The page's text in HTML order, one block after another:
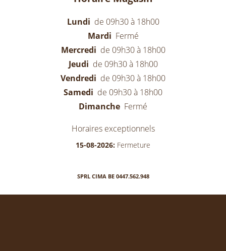
Lundi de 09h30 à 18h00
Mardi Fermé
Mercredi de 09h30 à 18h00
Jeudi de 09h30 à 18h00
Vendredi de 09h30 à 18h00
Samedi de 09h30 à 18h00
Dimanche Fermé
Horaires exceptionnels
15-08-2026: Fermeture
SPRL CIMA BE 0447.562.948